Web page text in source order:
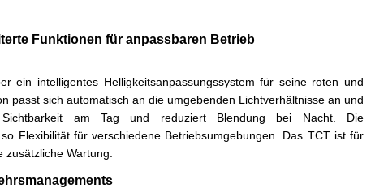
Funktionen für anpassbaren Betrieb
ein intelligentes Helligkeitsanpassungssystem für seine roten und
passt sich automatisch an die umgebenden Lichtverhältnisse an und
am Tag und reduziert Blendung bei Nacht. Die
Flexibilität für verschiedene Betriebsumgebungen. Das TCT ist für
Wartung.